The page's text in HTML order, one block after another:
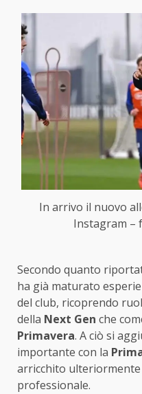
In arrivo il nuovo
Instagram –
Secondo quanto
ha già maturato
del club, ricoprendo
della Next Gen che
Primavera. A ciò si
importante con la
arricchito
professionale.